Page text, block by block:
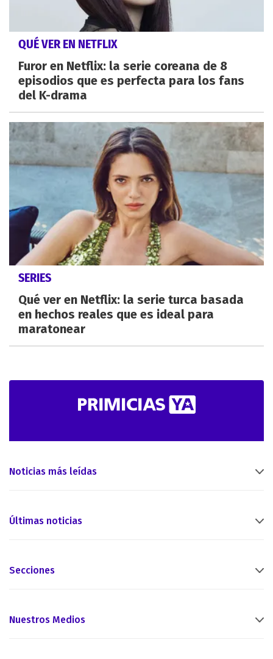
QUÉ VER EN NETFLIX
Furor en Netflix: la serie coreana de 8
episodios que es perfecta para los fans
del K-drama
SERIES
Qué ver en Netflix: la serie turca basada
en hechos reales que es ideal para
maratonear
Noticias más leídas
Últimas noticias
Secciones
Nuestros Medios